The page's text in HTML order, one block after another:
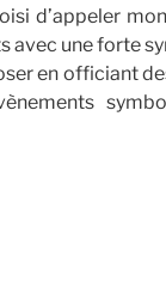
d’appeler
avec une forte
en officiant